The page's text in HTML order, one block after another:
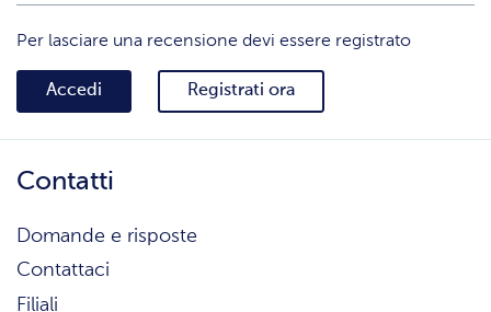
Per lasciare una recensione devi essere registrato
Accedi Registrati ora
Contatti
Domande e risposte
Contattaci
Filiali